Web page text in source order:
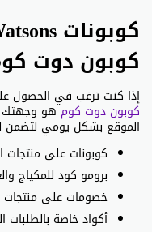
كوبون دوت
إذا كنت ترغب في الحصول
كوبون دوت كوم
الموقع بشكل يومي لتضمن
كوبونات على منتجات
برومو كود للمكياج
خصومات على منتجات
أكواد خاصة بالطلبات